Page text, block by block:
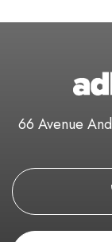
66 Avenue